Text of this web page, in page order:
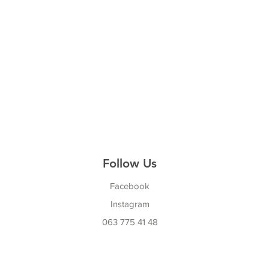
Follow Us
Facebook
Instagram
063 775 41 48